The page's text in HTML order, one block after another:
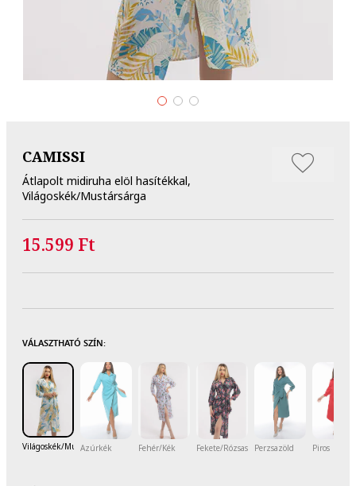
CAMISSI
Átlapolt midiruha elöl hasítékkal,
Világoskék/Mustársárga
15.599 Ft
VÁLASZTHATÓ SZÍN:
Világoskék/Mustársárga
Azúrkék Fehér/Kék Fekete/RózsaszínPerzsazöld Piros